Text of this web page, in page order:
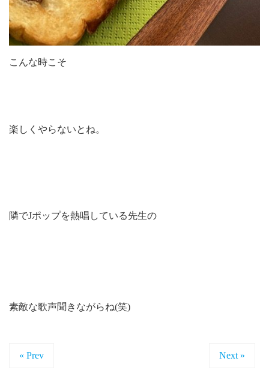
こんな時こそ
楽しくやらないとね。
隣でJポップを熱唱している先生の
素敵な歌声聞きながらね(笑)
« Prev Next »